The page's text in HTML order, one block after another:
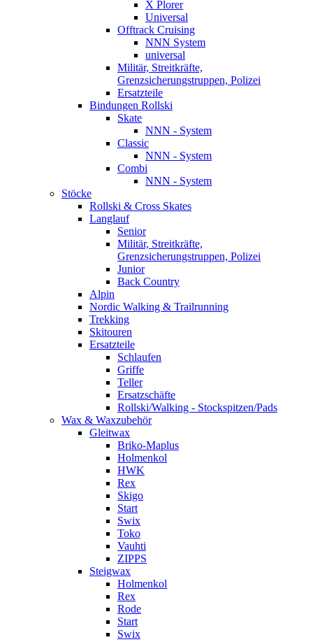
X Plorer
Universal
Offtrack Cruising
NNN System
universal
Militär, Streitkräfte,
Grenzsicherungstruppen, Polizei
Ersatzteile
Bindungen Rollski
Skate
NNN - System
Classic
NNN - System
Combi
NNN - System
Stöcke
Rollski & Cross Skates
Langlauf
Senior
Militär, Streitkräfte,
Grenzsicherungstruppen, Polizei
Junior
Back Country
Alpin
Nordic Walking & Trailrunning
Trekking
Skitouren
Ersatzteile
Schlaufen
Griffe
Teller
Ersatzschäfte
Rollski/Walking - Stockspitzen/Pads
Wax & Waxzubehör
Gleitwax
Briko-Maplus
Holmenkol
HWK
Rex
Skigo
Start
Swix
Toko
Vauhti
ZIPPS
Steigwax
Holmenkol
Rex
Rode
Start
Swix